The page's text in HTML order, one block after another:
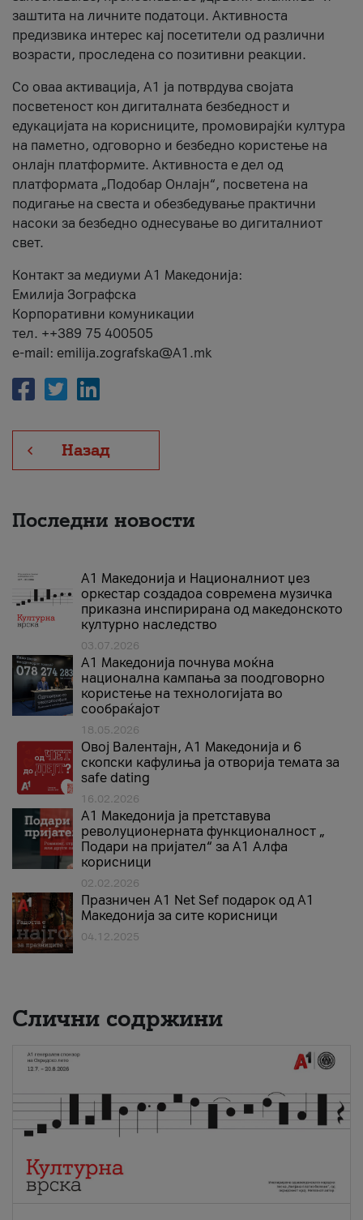
заштита на личните податоци. Активноста
предизвика интерес кај посетители од различни
возрасти, проследена со позитивни реакции.
Со оваа активација, А1 ја потврдува својата
посветеност кон дигиталната безбедност и
едукацијата на корисниците, промовирајќи култура
на паметно, одговорно и безбедно користење на
онлајн платформите. Активноста е дел од
платформата „Подобар Онлајн“, посветена на
подигање на свеста и обезбедување практични
насоки за безбедно однесување во дигиталниот
свет.
Контакт за медиуми А1 Македонија:
Емилија Зографска
Корпоративни комуникации
тел. ++389 75 400505
e-mail: emilija.zografska@A1.mk
Назад
Последни новости
А1 Македонија и Националниот џез
оркестар создадоа современа музичка
приказна инспирирана од македонското
културно наследство
03.07.2026
A1 Македонија почнува моќна
национална кампања за поодговорно
користење на технологијата во
сообраќајот
18.05.2026
Овој Валентајн, A1 Македонија и 6
скопски кафулиња ја отворија темата за
safe dating
16.02.2026
А1 Македонија ја претставува
револуционерната функционалност „
Подари на пријател“ за А1 Алфа
корисници
02.02.2026
Празничен A1 Net Sеf подарок од А1
Македонија за сите корисници
04.12.2025
Слични содржини